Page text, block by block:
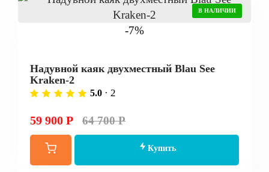
-7%
В НАЛИЧИИ
Надувной каяк двухместный Blau See
Kraken-2
5.0 · 2
59 900 Р 64 700 Р
Купить